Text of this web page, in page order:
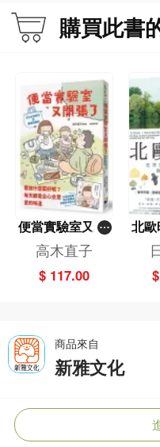
購買此書
便當實驗室又開
張了——日日和
特別日的菜單挑
戰記
高木直子
$ 117.00
北
界
商品來自
新雅文化